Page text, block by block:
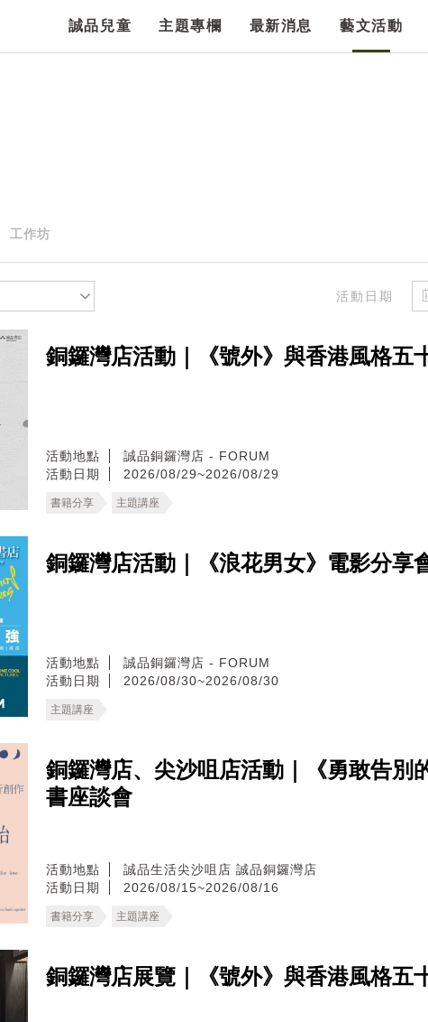
誠品兒童 主題專欄 最新消息 藝文活動
工作坊
活動日期
銅鑼灣店活動｜《號外》與香港風格五
活動地點
誠品銅鑼灣店 - FORUM
活動日期
2026/08/29~2026/08/29
書籍分享 主題講座
銅鑼灣店活動｜《浪花男女》電影分享
活動地點
誠品銅鑼灣店 - FORUM
活動日期
2026/08/30~2026/08/30
主題講座
銅鑼灣店、尖沙咀店活動｜《勇敢告別
書座談會
活動地點 誠品生活尖沙咀店 誠品銅鑼灣店
活動日期
2026/08/15~2026/08/16
書籍分享 主題講座
銅鑼灣店展覽｜《號外》與香港風格五